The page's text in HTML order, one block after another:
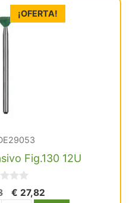
¡OFERTA!
Fig.130 12U
El
€ 27,82El